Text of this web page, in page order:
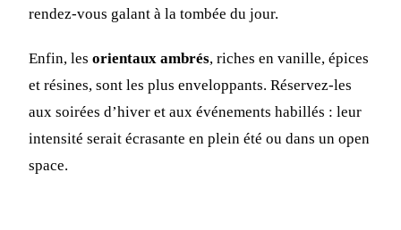
rendez-vous galant à la tombée du jour.
Enfin, les orientaux ambrés, riches en vanille, épices
et résines, sont les plus enveloppants. Réservez-les
aux soirées d’hiver et aux événements habillés : leur
intensité serait écrasante en plein été ou dans un open
space.